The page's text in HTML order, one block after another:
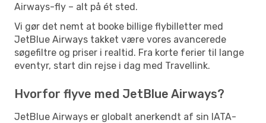
Airways-fly – alt på ét sted.
Vi gør det nemt at booke billige flybilletter med
JetBlue Airways takket være vores avancerede
søgefiltre og priser i realtid. Fra korte ferier til lange
eventyr, start din rejse i dag med Travellink.
Hvorfor flyve med JetBlue Airways?
JetBlue Airways er globalt anerkendt af sin IATA-